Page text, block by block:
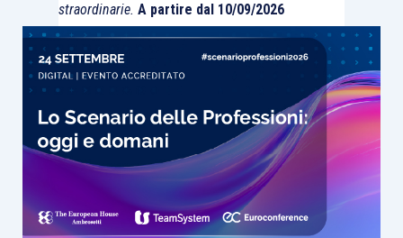
straordinarie. A partire dal 10/09/2026